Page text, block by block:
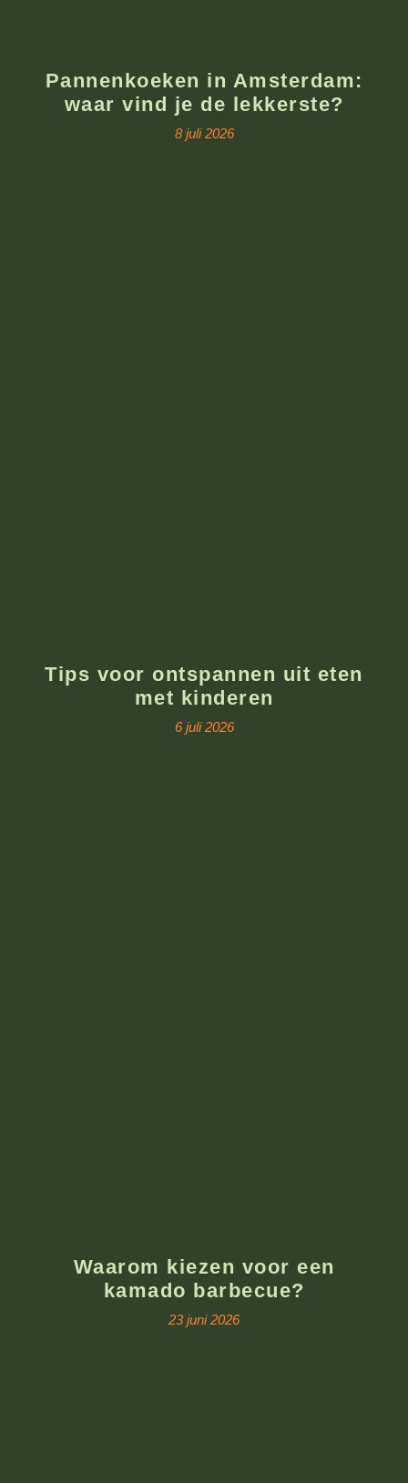
Pannenkoeken in Amsterdam:
waar vind je de lekkerste?
8 juli 2026
Tips voor ontspannen uit eten
met kinderen
6 juli 2026
Waarom kiezen voor een
kamado barbecue?
23 juni 2026